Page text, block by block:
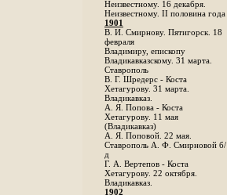
Неизвестному. 16 декабря.
Неизвестному. II половина года
1901
В. И. Смирнову. Пятигорск. 18
февраля
Владимиру, епископу
Владикавказскому. 31 марта.
Ставрополь
В. Г. Шредерс - Коста
Хетагурову. 31 марта.
Владикавказ.
А. Я. Попова - Коста
Хетагурову. 11 мая
(Владикавказ)
А. Я. Поповой. 22 мая.
Ставрополь А. Ф. Смирновой б/
д
Г. А. Вертепов - Коста
Хетагурову. 22 октября.
Владикавказ.
1902